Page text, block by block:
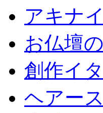
アキナ
お仏壇
創作イ
ヘアー